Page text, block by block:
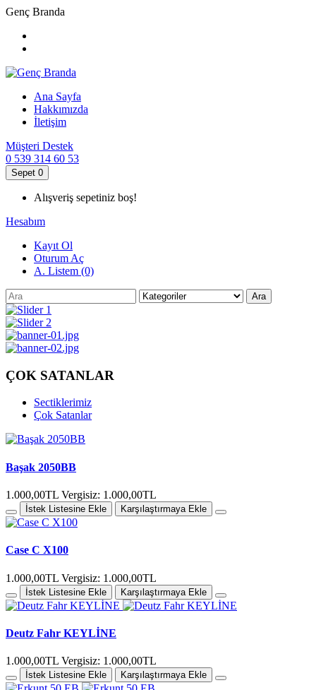
Genç Branda
Ana Sayfa
Hakkımızda
İletişim
Müşteri Destek
0 539 314 60 53
Sepet 0
Alışveriş sepetiniz boş!
Hesabım
Kayıt Ol
Oturum Aç
A. Listem (0)
Ara
ÇOK SATANLAR
Sectiklerimiz
Çok Satanlar
Başak 2050BB
1.000,00TL Vergisiz: 1.000,00TL
İstek Listesine Ekle Karşılaştırmaya Ekle
Case C X100
1.000,00TL Vergisiz: 1.000,00TL
İstek Listesine Ekle Karşılaştırmaya Ekle
Deutz Fahr KEYLİNE
1.000,00TL Vergisiz: 1.000,00TL
İstek Listesine Ekle Karşılaştırmaya Ekle